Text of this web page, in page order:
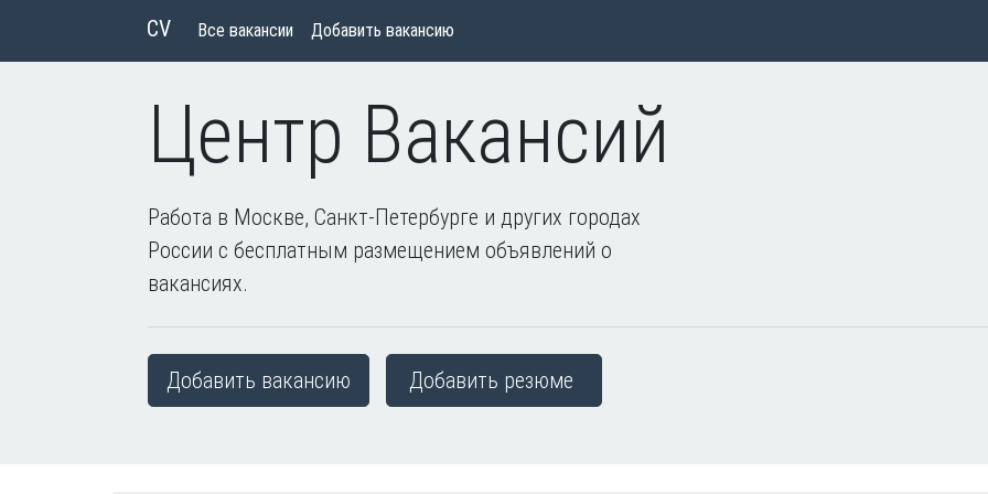
CV Все вакансии Добавить вакансию
Центр Вакансий
Работа в Москве, Санкт-Петербурге и других городах
России с бесплатным размещением объявлений о
вакансиях.
Добавить вакансию Добавить резюме